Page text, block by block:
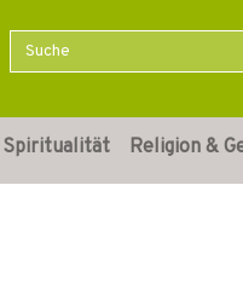
Spiritualität Religion &